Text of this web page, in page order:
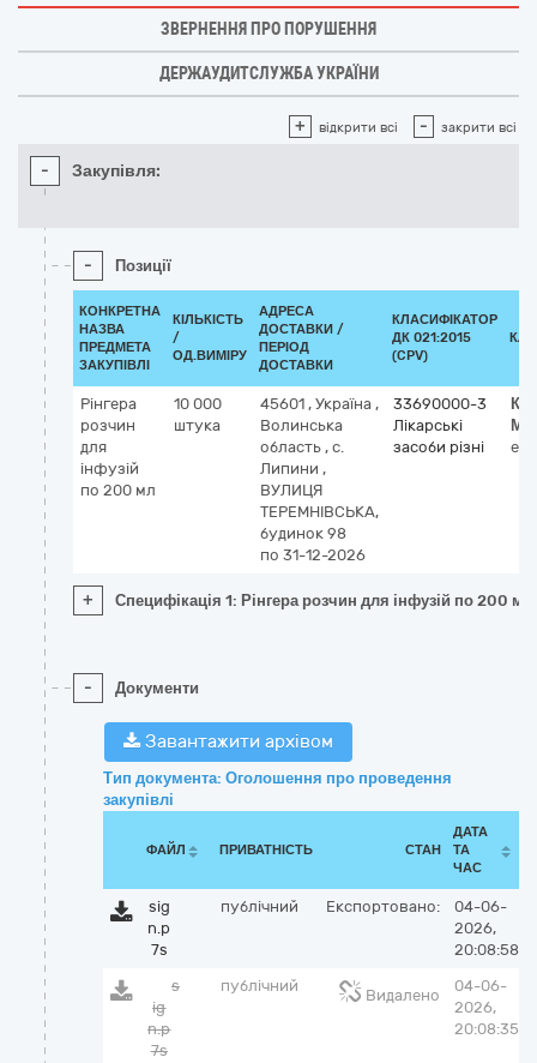
ЗВЕРНЕННЯ ПРО ПОРУШЕННЯ
ДЕРЖАУДИТСЛУЖБА УКРАЇНИ
+ відкрити всі - закрити всі
- Закупівля:
- Позиції
КОНКРЕТНА
НАЗВА
ПРЕДМЕТА
ЗАКУПІВЛІ
КІЛЬКІСТЬ
/
ОД.ВИМІРУ
АДРЕСА
ДОСТАВКИ /
ПЕРІОД
ДОСТАВКИ
КЛАСИФІКАТОР
ДК 021:2015
(CPV)
Рінгера
розчин
для
інфузій
по 200 мл
10 000
штука
45601 , Україна ,
Волинська
область , с.
Липини ,
ВУЛИЦЯ
ТЕРЕМНІВСЬКА,
будинок 98
по 31-12-2026
33690000-3
Лікарські
засоби різні
+ Специфікація 1: Рінгера розчин для інфузій по 200 мл
- Документи
Завантажити архівом
Тип документа: Оголошення про проведення
закупівлі
ФАЙЛ ПРИВАТНІСТЬ СТАН
ДАТА
ТА
ЧАС
sig
n.p
7s
публічний Експортовано:
04-06-
2026,
20:08:58
s
ig
n.p
7s
публічний
Видалено
04-06-
2026,
20:08:35